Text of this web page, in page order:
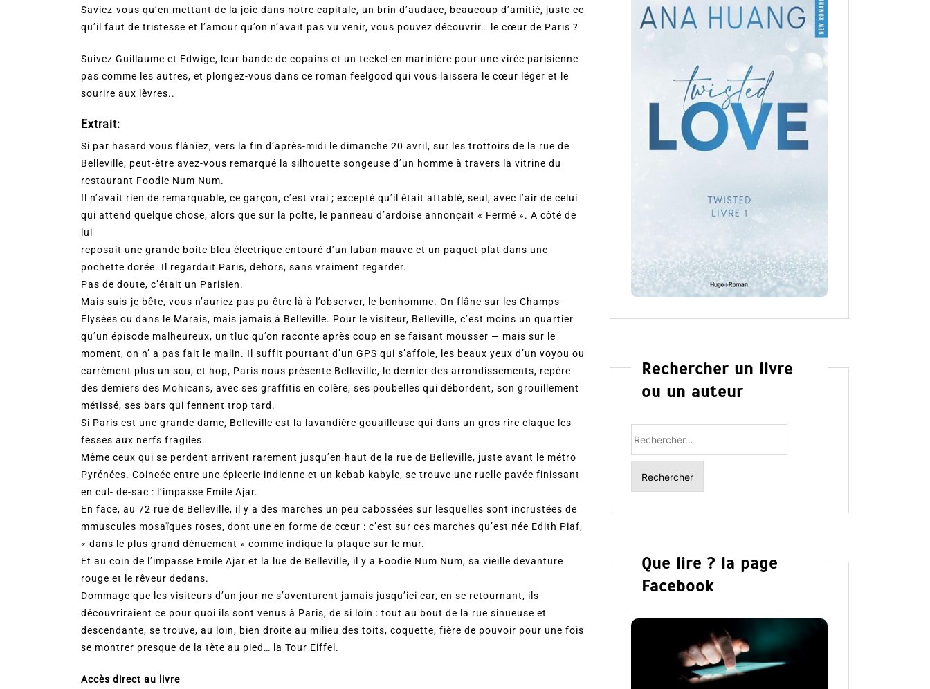
Saviez-vous qu’en mettant de la joie dans notre capitale, un brin d’audace, beaucoup d’amitié, juste ce
qu’il faut de tristesse et l’amour qu’on n’avait pas vu venir, vous pouvez découvrir… le cœur de Paris ?
Suivez Guillaume et Edwige, leur bande de copains et un teckel en marinière pour une virée parisienne
pas comme les autres, et plongez-vous dans ce roman feelgood qui vous laissera le cœur léger et le
sourire aux lèvres..
Extrait:
Si par hasard vous flâniez, vers la fin d’après-midi le dimanche 20 avril, sur les trottoirs de la rue de
Belleville, peut-être avez-vous remarqué la silhouette songeuse d’un homme à travers la vitrine du
restaurant Foodie Num Num.
Il n’avait rien de remarquable, ce garçon, c’est vrai ; excepté qu’il était attablé, seul, avec l’air de celui
qui attend quelque chose, alors que sur la polte, le panneau d’ardoise annonçait « Fermé ». A côté de
lui
reposait une grande boite bleu électrique entouré d’un luban mauve et un paquet plat dans une
pochette dorée. Il regardait Paris, dehors, sans vraiment regarder.
Pas de doute, c’était un Parisien.
Mais suis-je bête, vous n’auriez pas pu être là à l’observer, le bonhomme. On flâne sur les Champs-
Elysées ou dans le Marais, mais jamais à Belleville. Pour le visiteur, Belleville, c’est moins un quartier
qu’un épisode malheureux, un tluc qu’on raconte après coup en se faisant mousser — mais sur le
moment, on n’ a pas fait le malin. Il suffit pourtant d’un GPS qui s’affole, les beaux yeux d’un voyou ou
carrément plus un sou, et hop, Paris nous présente Belleville, le dernier des arrondissements, repère
des demiers des Mohicans, avec ses graffitis en colère, ses poubelles qui débordent, son grouillement
métissé, ses bars qui fennent trop tard.
Si Paris est une grande dame, Belleville est la lavandière gouailleuse qui dans un gros rire claque les
fesses aux nerfs fragiles.
Même ceux qui se perdent arrivent rarement jusqu’en haut de la rue de Belleville, juste avant le métro
Pyrénées. Coincée entre une épicerie indienne et un kebab kabyle, se trouve une ruelle pavée finissant
en cul- de-sac : l’impasse Emile Ajar.
En face, au 72 rue de Belleville, il y a des marches un peu cabossées sur lesquelles sont incrustées de
mmuscules mosaïques roses, dont une en forme de cœur : c’est sur ces marches qu’est née Edith Piaf,
« dans le plus grand dénuement » comme indique la plaque sur le mur.
Et au coin de l’impasse Emile Ajar et la lue de Belleville, il y a Foodie Num Num, sa vieille devanture
rouge et le rêveur dedans.
Dommage que les visiteurs d’un jour ne s’aventurent jamais jusqu’ici car, en se retournant, ils
découvriraient ce pour quoi ils sont venus à Paris, de si loin : tout au bout de la rue sinueuse et
descendante, se trouve, au loin, bien droite au milieu des toits, coquette, fière de pouvoir pour une fois
se montrer presque de la tète au pied… la Tour Eiffel.
Accès direct au livre
Rechercher un livre
ou un auteur
Que lire ? la page
Facebook